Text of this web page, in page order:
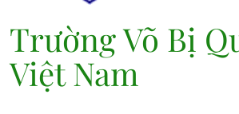
Trường Võ Bị
Việt Nam